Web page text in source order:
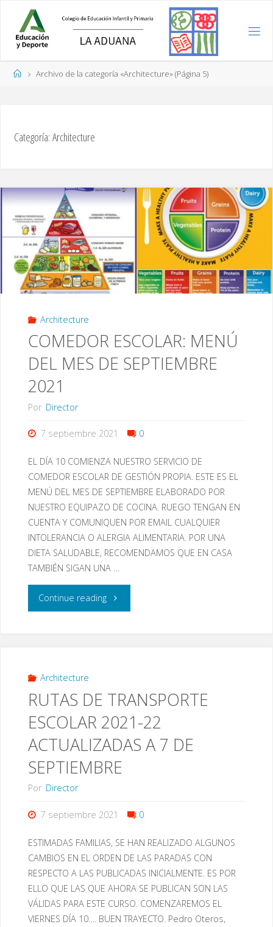
contenido
PáginaArchivo de la categoría «Architecture»(Página 5)
Categoría:Architecture
Architecture
COMEDOR ESCOLAR: MENÚ
DEL MES DE SEPTIEMBRE
2021
Por Director
7 septiembre 2021 0
EL DÍA 10 COMIENZA NUESTRO SERVICIO DE
COMEDOR ESCOLAR DE GESTIÓN PROPIA. ESTE ES EL
MENÚ DEL MES DE SEPTIEMBRE ELABORADO POR
NUESTRO EQUIPAZO DE COCINA. RUEGO TENGAN EN
CUENTA Y COMUNIQUEN POR EMAIL CUALQUIER
INTOLERANCIA O ALERGIA ALIMENTARIA. POR UNA
DIETA SALUDABLE, RECOMENDAMOS QUE EN CASA
TAMBIÉN SIGAN UNA …
Continue reading"COMEDOR
MES
DE
SEPTIEMBRE
Architecture
RUTAS DE TRANSPORTE
ESCOLAR 2021-22
ACTUALIZADAS A 7 DE
SEPTIEMBRE
Por Director
7 septiembre 2021 0
ESTIMADAS FAMILIAS, SE HAN REALIZADO ALGUNOS
CAMBIOS EN EL ORDEN DE LAS PARADAS CON
RESPECTO A LAS PUBLICADAS INICIALMENTE. ES POR
ELLO QUE LAS QUE AHORA SE PUBLICAN SON LAS
VÁLIDAS PARA ESTE CURSO. COMENZAREMOS EL
VIERNES DÍA 10…. BUEN TRAYECTO. Pedro Oteros,